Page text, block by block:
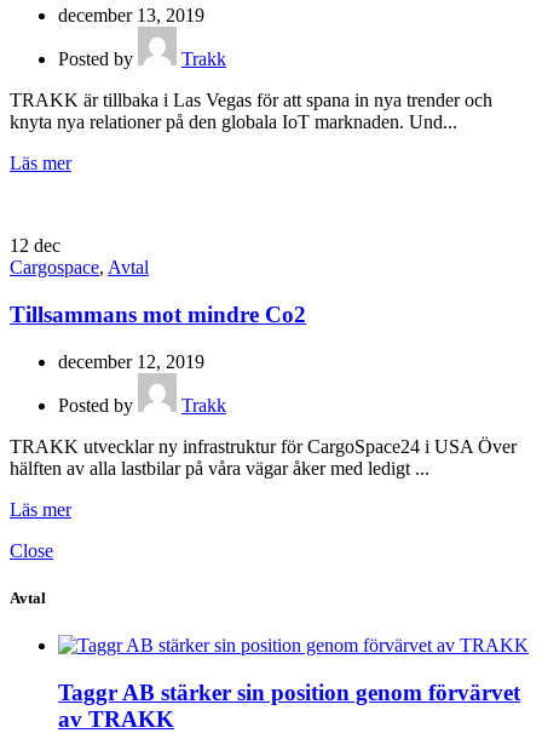
december 13, 2019
Posted by
Trakk
TRAKK är tillbaka i Las Vegas för att spana in nya trender och
knyta nya relationer på den globala IoT marknaden. Und...
Läs mer
12 dec
Cargospace, Avtal
Tillsammans mot mindre Co2
december 12, 2019
Posted by
Trakk
TRAKK utvecklar ny infrastruktur för CargoSpace24 i USA Över
hälften av alla lastbilar på våra vägar åker med ledigt ...
Läs mer
Close
Avtal
Taggr AB stärker sin position genom förvärvet
av TRAKK